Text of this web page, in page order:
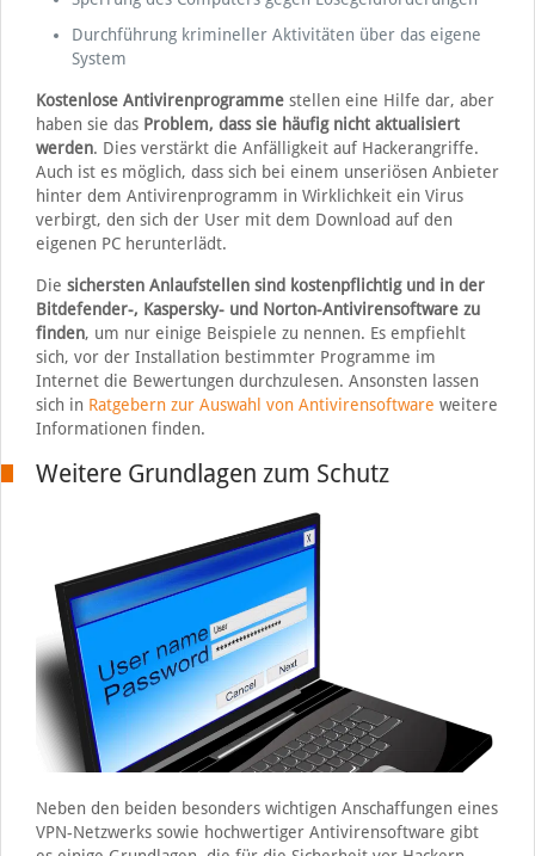
Durchführung krimineller Aktivitäten über das eigene
System
Kostenlose Antivirenprogrammestellen eine Hilfe dar, aber
haben sie das Problem, dass sie häufig nicht aktualisiert
werden. Dies verstärkt die Anfälligkeit auf Hackerangriffe.
Auch ist es möglich, dass sich bei einem unseriösen Anbieter
hinter dem Antivirenprogramm in Wirklichkeit ein Virus
verbirgt, den sich der User mit dem Download auf den
eigenen PC herunterlädt.
Die sichersten Anlaufstellen sind kostenpflichtig und in der
Bitdefender-, Kaspersky- und Norton-Antivirensoftware zu
finden, um nur einige Beispiele zu nennen. Es empfiehlt
sich, vor der Installation bestimmter Programme im
Internet die Bewertungen durchzulesen. Ansonsten lassen
sich in Ratgebern zur Auswahl von Antivirensoftware weitere
Informationen finden.
Weitere Grundlagen zum Schutz
Neben den beiden besonders wichtigen Anschaffungen eines
VPN-Netzwerks sowie hochwertiger Antivirensoftware gibt